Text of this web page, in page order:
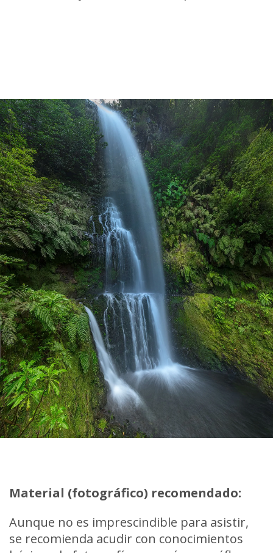
Material (fotográfico) recomendado:
Aunque no es imprescindible para asistir,
se recomienda acudir con conocimientos